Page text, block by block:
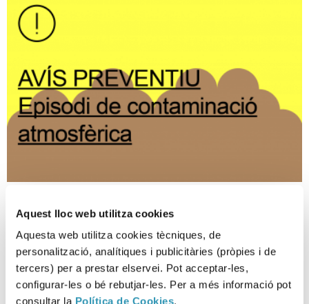
Aquest lloc web utilitza cookies
Aquesta web utilitza cookies tècniques, de
personalització, analítiques i publicitàries (pròpies i de
tercers) per a prestar elservei. Pot acceptar-les,
configurar-les o bé rebutjar-les. Per a més informació pot
consultar la Política de Cookies.
Aviso preventivo de episodio
ambiental de contaminación
atmosférica por PM10
09-07-2026
EPISODIO AMBIENTAL